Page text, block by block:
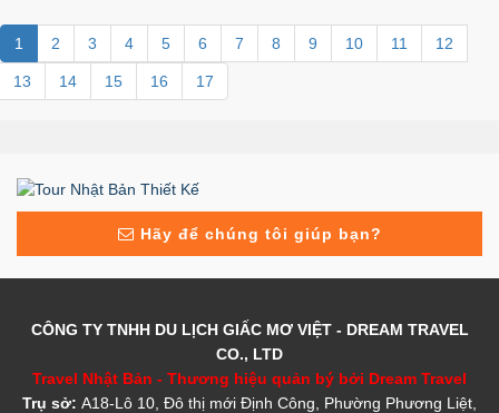
1 2 3 4 5 6 7 8 9 10 11 12
13 14 15 16 17
Hãy để chúng tôi giúp bạn?
CÔNG TY TNHH DU LỊCH GIẤC MƠ VIỆT - DREAM TRAVEL
CO., LTD
Travel Nhật Bản - Thương hiệu quản bý bởi Dream Travel
Trụ sở: A18-Lô 10, Đô thị mới Định Công, Phường Phương Liệt,